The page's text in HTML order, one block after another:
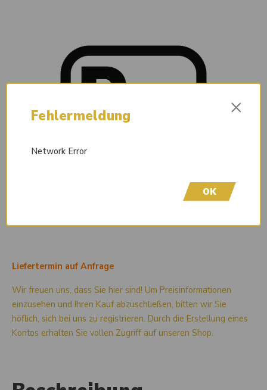
Liefertermin auf Anfrage
Wir freuen uns, dass Sie hier sind! Um Preisinformationen
einzusehen und Ihren Kauf abzuschließen, bitten wir Sie
höflich, sich bei uns zu registrieren. Durch die Erstellung eines
Kontos erhalten Sie vollen Zugriff auf unseren Shop.
Fehlermeldung ×
Network Error
OK